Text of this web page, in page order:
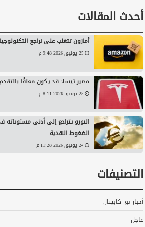
أحدث المقالات
أمازون تتغلب على تراجع
25 يونيو, 2026 9:48 م
مصير تيسلا قد يكون معلقًا
25 يونيو, 2026 8:11 م
اليورو يتراجع إلى أدنى
الضغوط النقدية
24 يونيو, 2026 11:28 م
التصنيفات
أخبار نور كابيتال
عاجل